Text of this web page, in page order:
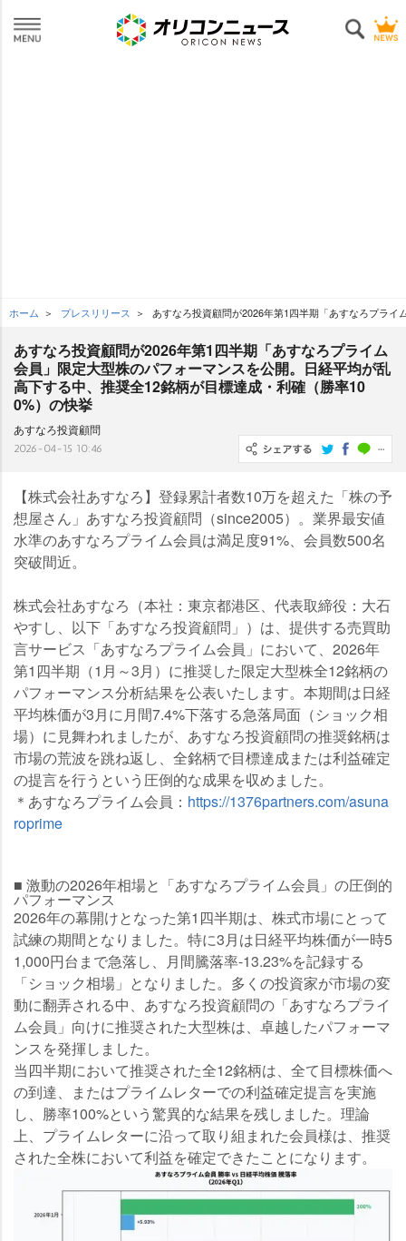
ホーム プレスリリース あすなろ投資顧問が2026年第1四半期「あすなろプライ
あすなろ投資顧問が2026年第1四半期「あすなろプライム
会員」限定大型株のパフォーマンスを公開。日経平均が乱
高下する中、推奨全12銘柄が目標達成・利確（勝率10
0%）の快挙
あすなろ投資顧問
2026-04-15 10:46
【株式会社あすなろ】登録累計者数10万を超えた「株の予
想屋さん」あすなろ投資顧問（since2005）。業界最安値
水準のあすなろプライム会員は満足度91%、会員数500名
突破間近。
株式会社あすなろ（本社：東京都港区、代表取締役：大石
すし、以下「あすなろ投資顧問」）は、提供する売買助
言サービス「あすなろプライム会員」において、2026年
第1四半期（1月～3月）に推奨した限定大型株全12銘柄の
パフォーマンス分析結果を公表いたします。本期間は日経
平均株価が3月に月間7.4%下落する急落局面（ショック相
場）に見舞われましたが、あすなろ投資顧問の推奨銘柄は
市場の荒波を跳ね返し、全銘柄で目標達成または利益確定
の提言を行うという圧倒的な成果を収めました。
＊あすなろプライム会員： https://1376partners.com/asuna
roprime
■ 激動の2026年相場と「あすなろプライム会員」の圧倒的
パフォーマンス
2026年の幕開けとなった第1四半期は、株式市場にとって
試練の期間となりました。特に3月は日経平均株価が一時5
1,000円台まで急落し、月間騰落率-13.23%を記録する
「ショック相場」となりました。多くの投資家が市場の変
動に翻弄される中、あすなろ投資顧問の「あすなろプライ
ム会員」向けに推奨された大型株は、卓越したパフォーマ
ンスを発揮しました。
当四半期において推奨された全12銘柄は、全て目標株価へ
の到達、またはプライムレターでの利益確定提言を実施
し、勝率100%という驚異的な結果を残しました。理論
上、プライムレターに沿って取り組まれた会員様は、推奨
された全株において利益を確定できたことになります。